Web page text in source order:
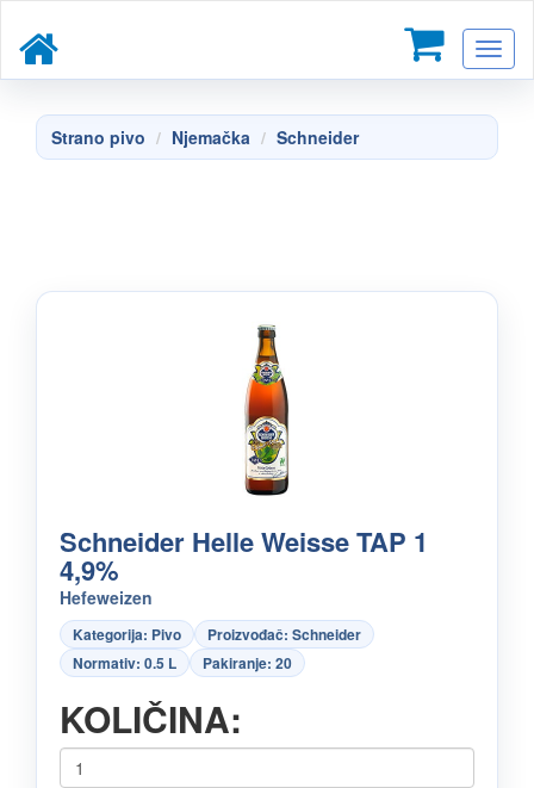
Strano pivo Njemačka Schneider
Schneider Helle Weisse TAP 1
4,9%
Hefeweizen
Kategorija: Pivo
Proizvođač: Schneider
Normativ: 0.5 L
Pakiranje: 20
KOLIČINA: